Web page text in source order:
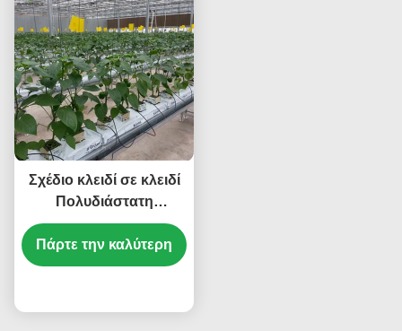
Σχέδιο κλειδί σε κλειδί
Πολυδιάστατη
εμπορική υδροπονική
θερμοκηπίου
υδροφράκτησης
Πάρτε την καλύτερη